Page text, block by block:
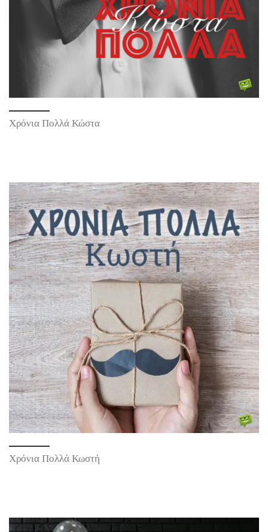
Χρόνια Πολλά Κώστα
Χρόνια Πολλά Κωστή